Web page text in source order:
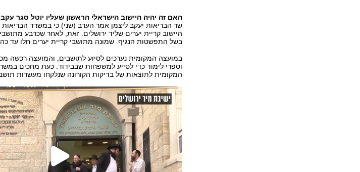
האם זה יהיה היישוב הישראלי הראשון שעליו יוטל סגר
שר הבריאות יעקב ליצמן אמר הערב (שני) כי במשרד הבריאות
היישוב קריית יערים שליד ירושלים. זאת, לאחר שכרבע
בשל התפשטות הנגיף. שמונה מתושבי קריית יערים חלו עד כה
במועצה המקומית נערכים לסיוע לתושבים, והמועצה רכשה
וספרי לימוד כדי לסייע למשפחות שבבידוד. כעת מחכים
המקומית לתוצאות של בדיקות הקורונה שנלקחו מעשרות